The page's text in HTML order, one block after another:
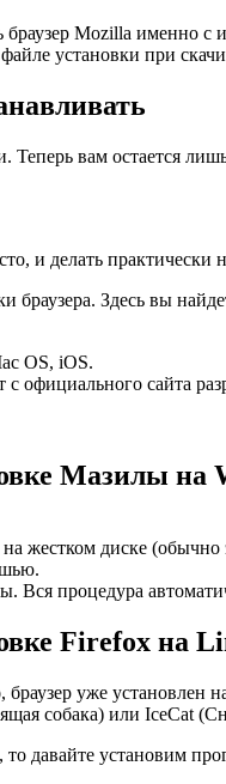
Mozilla именно с
установки при
Теперь вам остается
и делать
браузера. Здесь вы
OS, iOS.
официального сайта
Мазилы на
жестком диске (обычно
Вся процедура
Firefox на
уже установлен
собака) или IceCat
то давайте установим